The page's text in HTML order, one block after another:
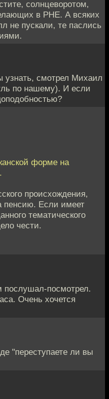
солнцеворотом,
в РНЕ. А всяких
не пускали, те паслись
узнать, смотрел Михаил
по нашему). И если
форме на
происхождения,
пенсию. Если имеет
тематического
чести.
послушал-посмотрел.
Очень хочется
"переступаете ли вы